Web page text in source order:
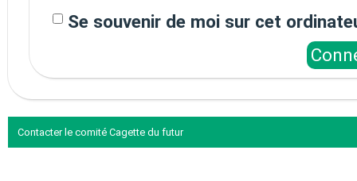
Se souvenir de moi sur cet
Contacter le comité Cagette du futur